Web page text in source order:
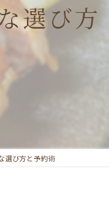
選び方
選び方と予約術